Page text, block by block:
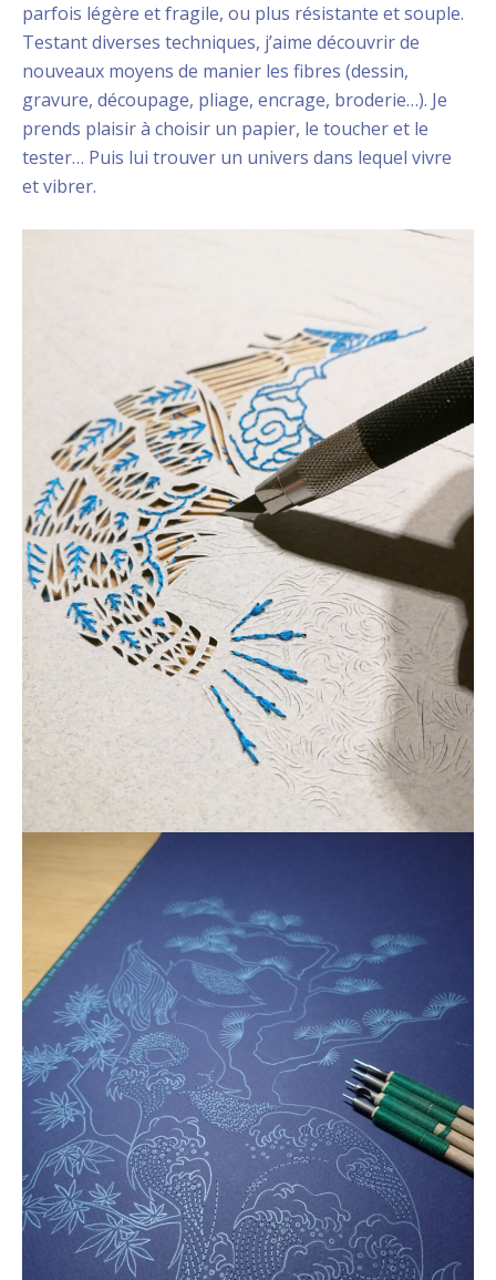
parfois légère et fragile, ou plus résistante et souple.
Testant diverses techniques, j’aime découvrir de
nouveaux moyens de manier les fibres (dessin,
gravure, découpage, pliage, encrage, broderie…). Je
prends plaisir à choisir un papier, le toucher et le
tester… Puis lui trouver un univers dans lequel vivre
et vibrer.